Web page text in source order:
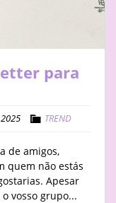
para
TREND
de amigos,
quem não estás
Apesar
vosso grupo...